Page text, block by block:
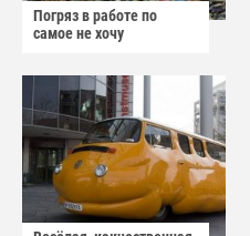
Погряз в работе по
самое не хочу